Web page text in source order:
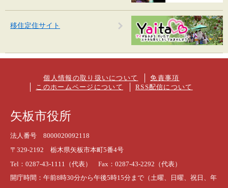
移住定住サイト
個人情報の取り扱いについて
免責事項
このホームページについて
RSS配信について
矢板市役所
法人番号 8000020092118
〒329-2192 栃木県矢板市本町5番4号
Tel：0287-43-1111（代表） Fax：0287-43-2292（代表）
開庁時間：午前8時30分から午後5時15分まで（土曜、日曜、祝日、年